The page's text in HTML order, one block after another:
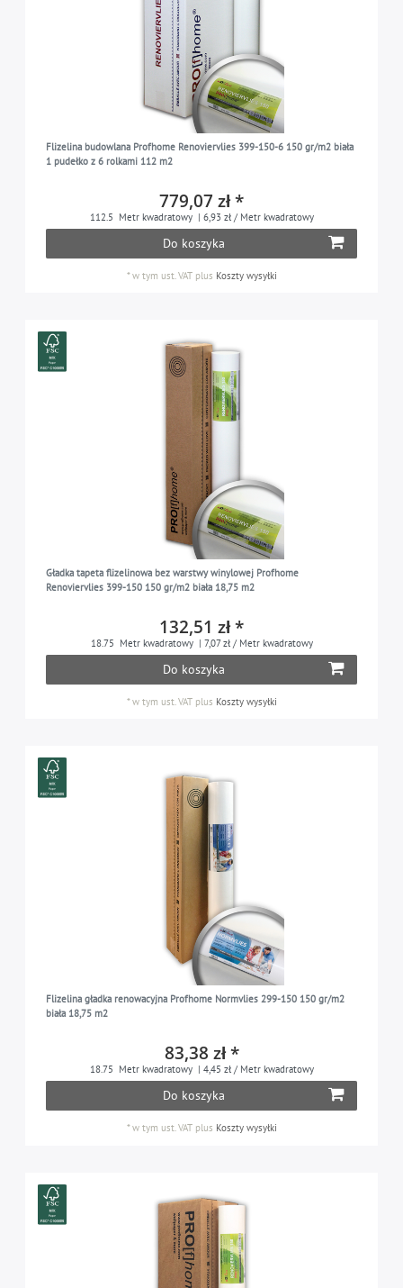
Flizelina budowlana Profhome Renoviervlies 399-150-6 150 gr/m2 biała
1 pudełko z 6 rolkami 112 m2
779,07 zł *
112.5 Metr kwadratowy | 6,93 zł / Metr kwadratowy
Do koszyka
*w tym ust. VATplus Koszty wysyłki
Gładka tapeta flizelinowa bez warstwy winylowej Profhome
Renoviervlies 399-150 150 gr/m2 biała 18,75 m2
132,51 zł *
18.75 Metr kwadratowy | 7,07 zł / Metr kwadratowy
Do koszyka
*w tym ust. VATplus Koszty wysyłki
Flizelina gładka renowacyjna Profhome Normvlies 299-150 150 gr/m2
biała 18,75 m2
83,38 zł *
18.75 Metr kwadratowy | 4,45 zł / Metr kwadratowy
Do koszyka
*w tym ust. VATplus Koszty wysyłki